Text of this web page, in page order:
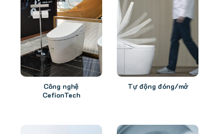
Công nghệ
CefionTech
Tự động đóng/mở